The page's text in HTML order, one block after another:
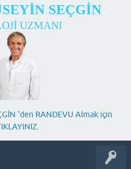
SEÇGİN
UZMANI
'den RANDEVU Almak için